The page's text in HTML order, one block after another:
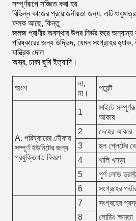
সম্পূর্ণরূপে সজ্জিত করা হয়
বিভিন্ন কাজের প্রয়োজনীয়তা জন্য. এটি শুধুমাত্র
ফলক আছে, কিন্তু
জলজ প্রাণীর অবস্থার উপর নির্ভর করে অন্যান্য
পরিষ্কারের জন্য উদ্ভিদ, যেমন সংগ্রহের হ্যাক,
যান্ত্রিক দোল
অস্ত্র, চাকা ছুরি ইত্যাদি।
অংশ
না,
না।
পয়েন্ট
A. পরিষ্কারের নৌকার
সম্পূর্ণ ইউনিটের জন্য
প্রযুক্তিগত বিবরণ
1
সাইটে
আকার
2 দেহের আকার
3
হুল প্লেটের
4
খালি খসড়া
5
পূর্ণ লোড ড্রাফ্ট
6
সংগ্রহের
7 সংগ্রহের
8
লোডিং ক্ষমতা